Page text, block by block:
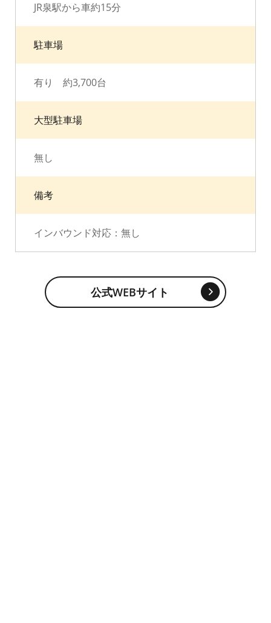
JR泉駅から車約15分
駐車場
有り 約3,700台
大型駐車場
無し
備考
インバウンド対応：無し
公式WEBサイト